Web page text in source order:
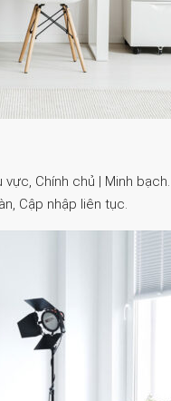
Chính chủ | Minh bạch.
Cập nhập liên tục.